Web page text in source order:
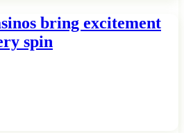
bring excitement
spin